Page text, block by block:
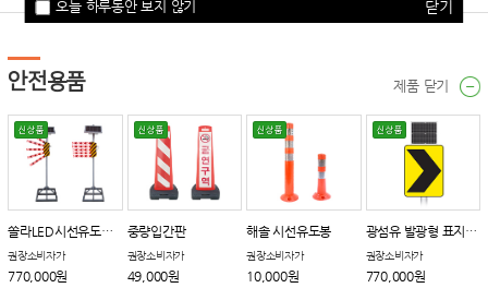
안전용품 제품 닫기
쏠라LED시선유도장치
권장소비자가
770,000원
중량입간판
권장소비자가
49,000원
해솔 시선유도봉
권장소비자가
10,000원
광섬유 발광형 표지판_갈매기
권장소비자가
770,000원
오늘 하루동안 보지 않기 닫기